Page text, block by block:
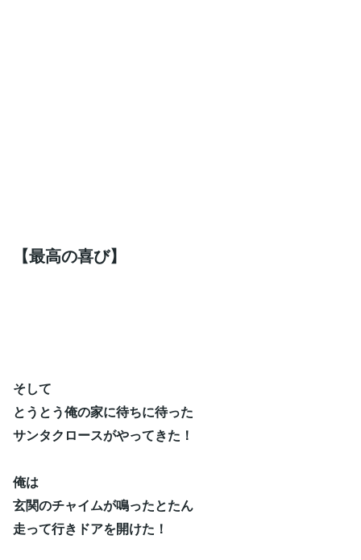
【最高の喜び】
そして
とうとう俺の家に待ちに待った
サンタクロースがやってきた！
俺は
玄関のチャイムが鳴ったとたん
走って行きドアを開けた！